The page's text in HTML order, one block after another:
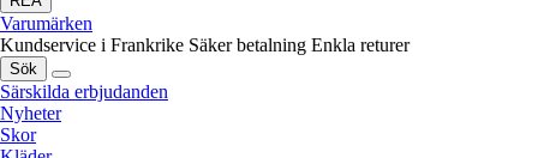
Varumärken
Kundservice i Frankrike Säker betalning Enkla returer
Sök
Särskilda erbjudanden
Nyheter
Skor